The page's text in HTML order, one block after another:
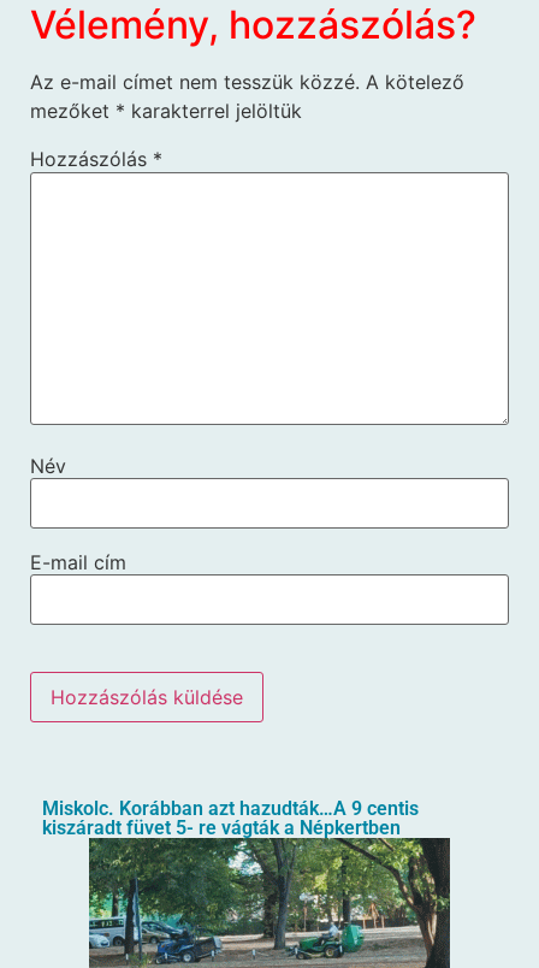
Vélemény, hozzászólás?
Az e-mail címet nem tesszük közzé. A kötelező
mezőket * karakterrel jelöltük
Hozzászólás *
Név
E-mail cím
Miskolc. Korábban azt hazudták…A 9 centis
kiszáradt füvet 5- re vágták a Népkertben